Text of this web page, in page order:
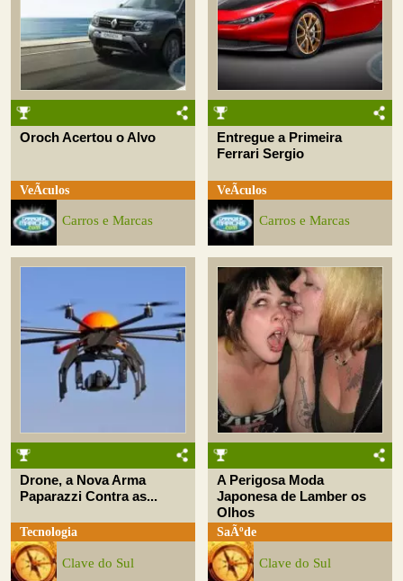
Oroch Acertou o Alvo
VeÃ­culos
Carros e Marcas
Entregue a Primeira
Ferrari Sergio
VeÃ­culos
Carros e Marcas
Drone, a Nova Arma
Paparazzi Contra as...
Tecnologia
Clave do Sul
A Perigosa Moda
Japonesa de Lamber os
Olhos
SaÃºde
Clave do Sul